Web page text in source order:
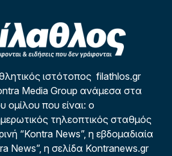
ιστότοπος filathlos.gr
Media Group ανάμεσα στα
ομίλου που είναι: ο
τηλεοπτικός σταθμός
“Kontra News”, η εβδομαδιαία
News”, η σελίδα Kontranews.gr